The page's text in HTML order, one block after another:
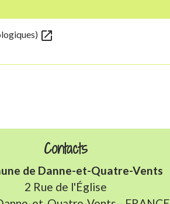
open_in_new
Contacts
de Danne-et-Quatre-Vents
2 Rue de l'Église